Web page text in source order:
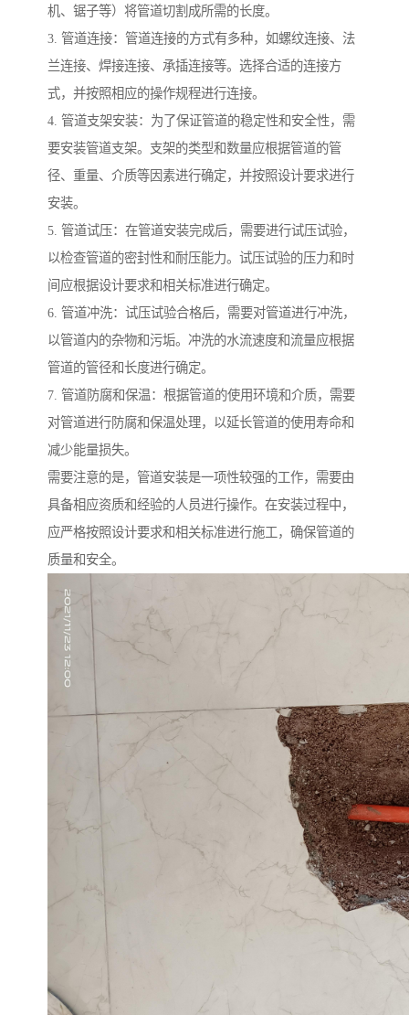
机、锯子等）将管道切割成所需的长度。
3. 管道连接：管道连接的方式有多种，如螺纹连接、法
兰连接、焊接连接、承插连接等。选择合适的连接方
式，并按照相应的操作规程进行连接。
4. 管道支架安装：为了保证管道的稳定性和安全性，需
要安装管道支架。支架的类型和数量应根据管道的管
径、重量、介质等因素进行确定，并按照设计要求进行
安装。
5. 管道试压：在管道安装完成后，需要进行试压试验，
以检查管道的密封性和耐压能力。试压试验的压力和时
间应根据设计要求和相关标准进行确定。
6. 管道冲洗：试压试验合格后，需要对管道进行冲洗，
以管道内的杂物和污垢。冲洗的水流速度和流量应根据
管道的管径和长度进行确定。
7. 管道防腐和保温：根据管道的使用环境和介质，需要
对管道进行防腐和保温处理，以延长管道的使用寿命和
减少能量损失。
需要注意的是，管道安装是一项性较强的工作，需要由
具备相应资质和经验的人员进行操作。在安装过程中，
应严格按照设计要求和相关标准进行施工，确保管道的
质量和安全。